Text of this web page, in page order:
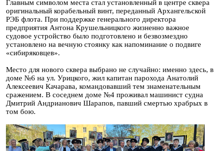
Главным символом места стал установленный в центре сквера
оригинальный корабельный винт, переданный Архангельской
РЭБ флота. При поддержке генерального директора
предприятия Антона Крушельницкого жизненно важное
судовое устройство было подготовлено и безвозмездно
установлено на вечную стоянку как напоминание о подвиге
«сибиряковцев».
Место для нового сквера выбрано не случайно: именно здесь, в
доме №6 на ул. Урицкого, жил капитан парохода Анатолий
Алексеевич Качарава, командовавший тем знаменательным
сражением. В соседнем доме №4 проживал машинист судна
Дмитрий Андрианович Шарапов, павший смертью храбрых в
том бою.